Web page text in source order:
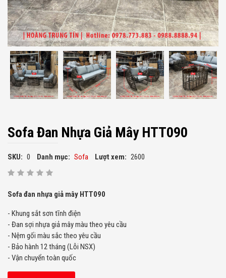
Sofa Đan Nhựa Giả Mây HTT090
SKU: 0 Danh mục: Sofa Lượt xem: 2600
Sofa đan nhựa giả mây HTT090
- Khung sắt sơn tĩnh điện
- Đan sợi nhựa giả mây màu theo yêu cầu
- Nệm gối màu sắc theo yêu cầu
- Bảo hành 12 tháng (Lỗi NSX)
- Vận chuyển toàn quốc